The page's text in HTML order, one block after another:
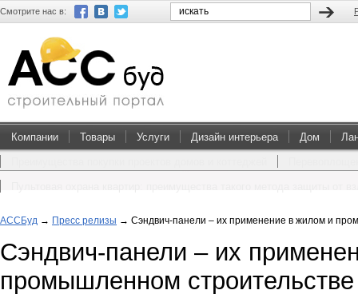
Смотрите нас в:
Компании Товары Услуги Дизайн интерьера Дом
АССБуд → Пресс релизы → Сэндвич-панели – их применение в жилом и
Сэндвич-панели – их
промышленном строительстве